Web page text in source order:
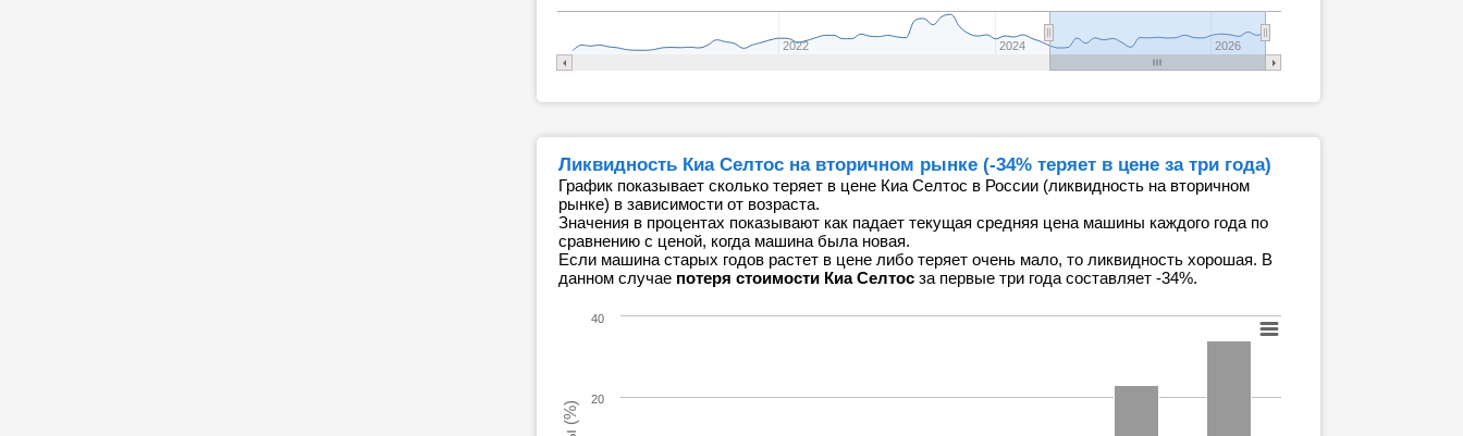
2022 2024 2026
Ликвидность Киа Селтос на вторичном рынке (-34% теряет в цене за три года)
График показывает сколько теряет в цене Киа Селтос в России (ликвидность на вторичном
рынке) в зависимости от возраста.
Значения в процентах показывают как падает текущая средняя цена машины каждого года по
сравнению с ценой, когда машина была новая.
Если машина старых годов растет в цене либо теряет очень мало, то ликвидность хорошая. В
данном случае потеря стоимости Киа Селтос за первые три года составляет -34%.
20
40